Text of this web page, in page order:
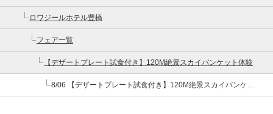
ロワジールホテル豊橋
フェア一覧
【デザートプレート試食付き】120M絶景スカイバンケット体験